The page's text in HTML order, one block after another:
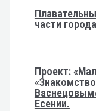
части
Проект:
Есении.